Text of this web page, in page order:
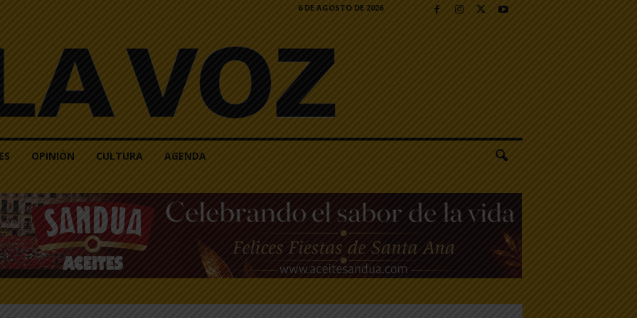
6 DE AGOSTO DE 2026
OPINIÓN CULTURA AGENDA